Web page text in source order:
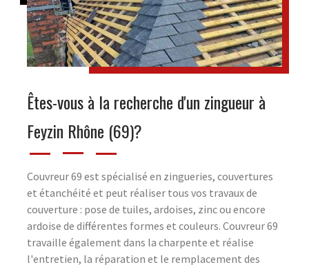
Êtes-vous à la recherche d'un zingueur à
Feyzin Rhône (69)?
Couvreur 69 est spécialisé en zingueries, couvertures
et étanchéité et peut réaliser tous vos travaux de
couverture : pose de tuiles, ardoises, zinc ou encore
ardoise de différentes formes et couleurs. Couvreur 69
travaille également dans la charpente et réalise
l'entretien, la réparation et le remplacement des